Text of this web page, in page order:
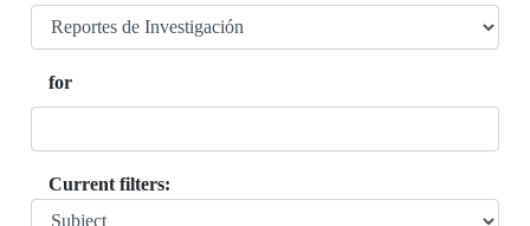
for
Current filters: